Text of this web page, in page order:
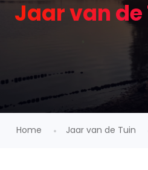
Jaar van de
Home Jaar van de Tuin